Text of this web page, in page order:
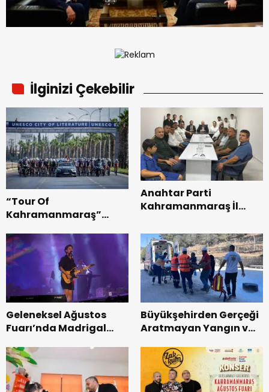
İlginizi Çekebilir
“Tour Of
Kahramanmaraş”
Bisikleti Turnuvası
Tamamlandı.
Anahtar Parti
Kahramanmaraş İl
Teşkilatı ile buluştu.
Geleneksel Ağustos
Fuarı’nda Madrigal
Büyükşehirden Gerçeği
Aratmayan Yangın ve